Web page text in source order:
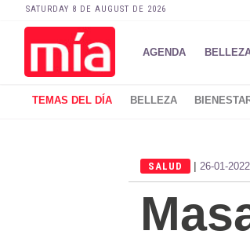
SATURDAY 8 DE AUGUST DE 2026
AGENDA
TEMAS DEL DÍA BELLEZA
SALUD | 26-01-